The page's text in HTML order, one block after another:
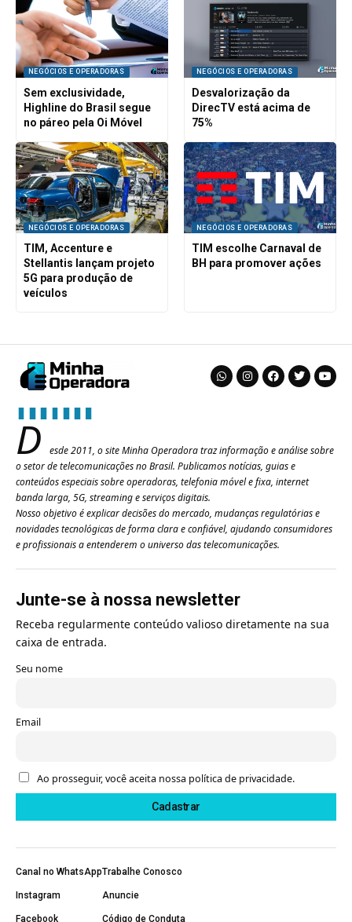
NEGÓCIOS E OPERADORAS
Sem exclusividade,
Highline do Brasil segue
no páreo pela Oi Móvel
NEGÓCIOS E OPERADORAS
Desvalorização da
DirecTV está acima de
75%
NEGÓCIOS E OPERADORAS
TIM, Accenture e
Stellantis lançam projeto
5G para produção de
veículos
NEGÓCIOS E OPERADORAS
TIM escolhe Carnaval de
BH para promover ações
D
esde 2011, o site Minha Operadora traz informação e análise sobre
o setor de telecomunicações no Brasil. Publicamos notícias, guias e
conteúdos especiais sobre operadoras, telefonia móvel e fixa, internet
banda larga, 5G, streaming e serviços digitais.
Nosso objetivo é explicar decisões do mercado, mudanças regulatórias e
novidades tecnológicas de forma clara e confiável, ajudando consumidores
e profissionais a entenderem o universo das telecomunicações.
Junte-se à nossa newsletter
Receba regularmente conteúdo valioso diretamente na sua
caixa de entrada.
Seu nome
Email
Ao prosseguir, você aceita nossa política de privacidade.
Canal no WhatsApp
Instagram
Facebook
Trabalhe Conosco
Anuncie
Código de Conduta